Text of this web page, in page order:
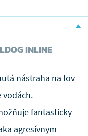
INLINE
nástraha na lov
vodách.
fantasticky
agresívnym